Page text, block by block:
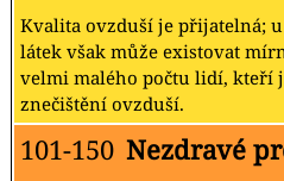
Kvalita ovzduší je přijatelná;
látek však může existovat
velmi malého počtu lidí, kteří
znečištění ovzduší.
101-150 Nezdravé